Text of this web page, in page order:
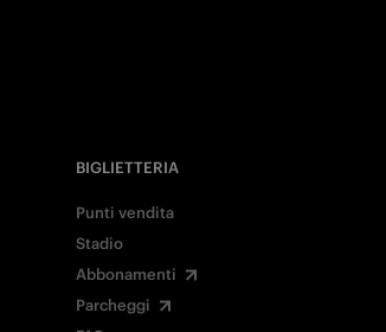
BIGLIETTERIA
Punti vendita
Stadio
Abbonamenti
Parcheggi